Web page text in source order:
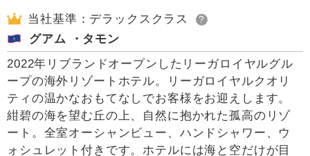
当社基準：デラックスクラス ?
グアム ・タモン
2022年リブランドオープンしたリーガロイヤルグル
ープの海外リゾートホテル。リーガロイヤルクオリ
ティの温かなおもてなしでお客様をお迎えします。
紺碧の海を望む丘の上、自然に抱かれた孤高のリゾ
ート。全室オーシャンビュー、ハンドシャワー、ウ
ォシュレット付きです。ホテルには海と空だけが目